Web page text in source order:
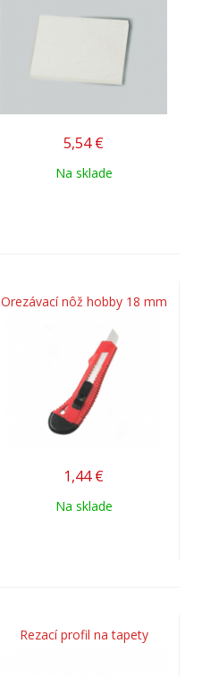
5,54 €
Na sklade
Orezávací nôž hobby 18 mm
1,44 €
Na sklade
Rezací profil na tapety